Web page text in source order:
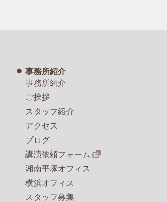
事務所紹介
事務所紹介
ご挨拶
スタッフ紹介
アクセス
ブログ
講演依頼フォーム
湘南平塚オフィス
横浜オフィス
スタッフ募集